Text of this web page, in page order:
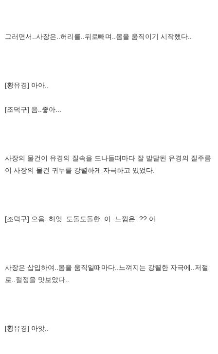
그러면서..사장은..허리를..뒤로빼며..몸을 움직이기 시작했다..
[황유경] 아아..
[조덕구] 음..좋아...
사장의 물건이 유경의 질속을 드나들때마다 잘 발달된 유경의 질주름
이 사장의 물건 귀두를 강렬하게 자극하고 있었다.
[조덕구] 으음..허엇..도돌도돌한..이..느낌은..?? 아..
사장은 삽입하여..몸을 움직일때마다..느껴지는 강렬한 자극에..저절
로..절정을 맛보았다..
[황유경] 아앗..